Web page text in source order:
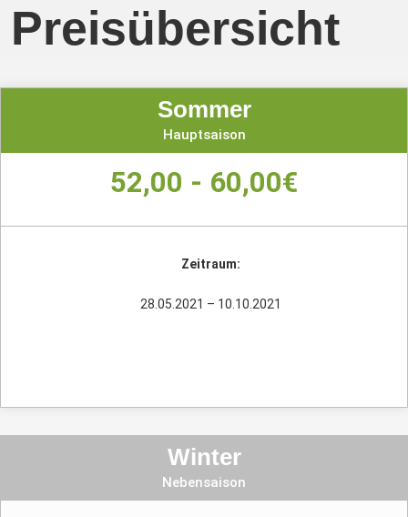
Preisübersicht
Sommer
Hauptsaison
52,00 - 60,00€
Zeitraum:
28.05.2021 – 10.10.2021
Winter
Nebensaison